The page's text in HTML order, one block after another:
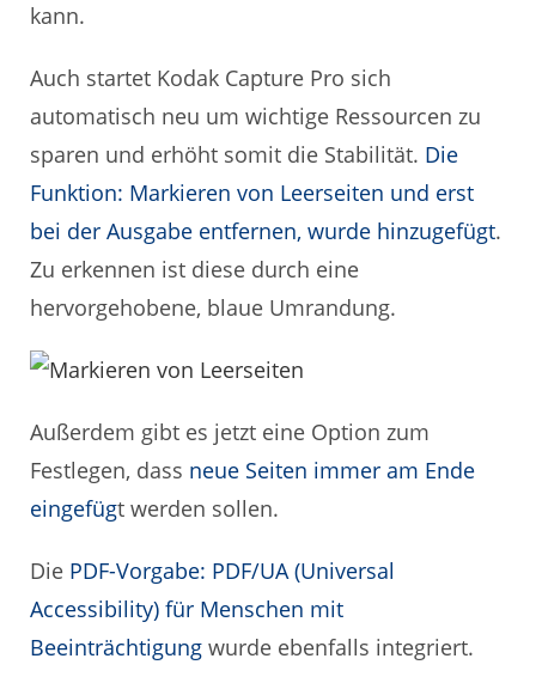
kann.
Auch startet Kodak Capture Pro sich
automatisch neu um wichtige Ressourcen zu
sparen und erhöht somit die Stabilität. Die
Funktion: Markieren von Leerseiten und erst
bei der Ausgabe entfernen, wurde hinzugefügt.
Zu erkennen ist diese durch eine
hervorgehobene, blaue Umrandung.
Außerdem gibt es jetzt eine Option zum
Festlegen, dass neue Seiten immer am Ende
eingefügt werden sollen.
Die PDF-Vorgabe: PDF/UA (Universal
Accessibility) für Menschen mit
Beeinträchtigung wurde ebenfalls integriert.